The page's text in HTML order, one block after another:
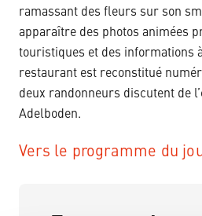
ramassant des fleurs sur son
apparaître des photos animées
touristiques et des informations
restaurant est reconstitué
deux randonneurs discutent de
Adelboden.
Vers le programme du